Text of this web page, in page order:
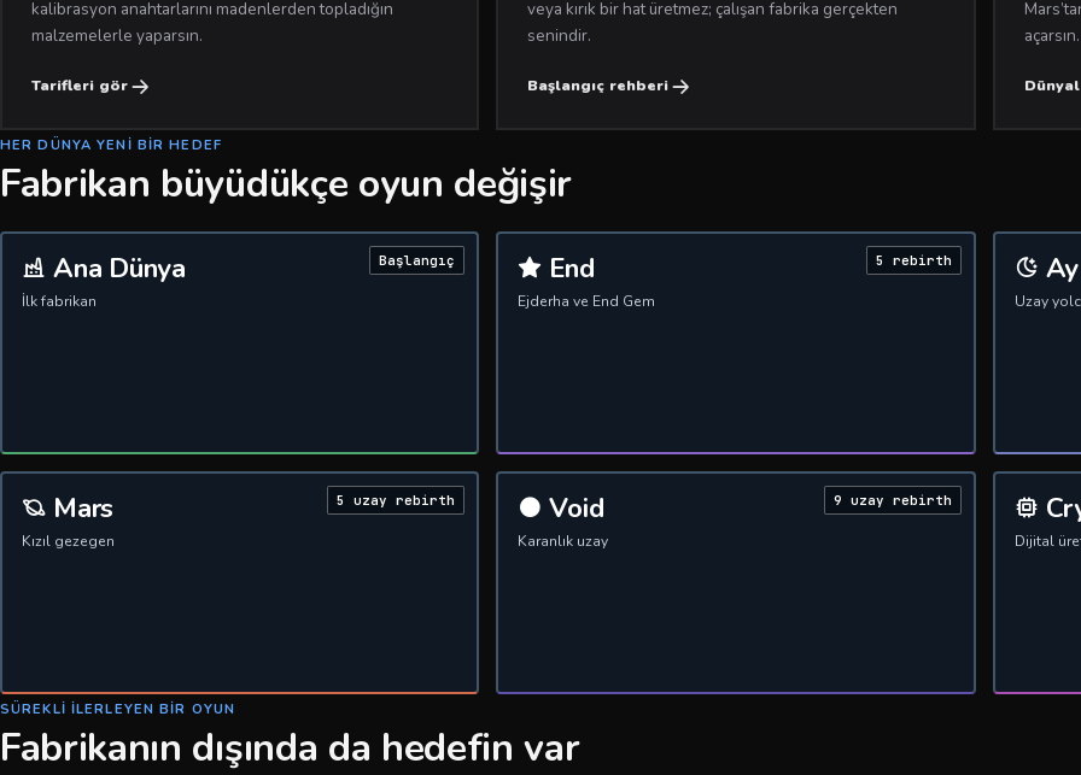
kalibrasyon anahtarlarını madenlerden topladığın
malzemelerle yaparsın.
Tarifleri gör
veya kırık bir hat üretmez; çalışan fabrika gerçekten
senindir.
Başlangıç rehberi
açarsın.
HER DÜNYA YENI BIR HEDEF
Fabrikan büyüdükçe oyun değişir
Başlangıç
Ana Dünya
İlk fabrikan
5 rebirth
End
Ejderha ve End Gem
Ay
Uzay
5 uzay rebirth
Mars
Kızıl gezegen
9 uzay rebirth
Void
Karanlık uzay Dijital
SÜREKLI ILERLEYEN BIR OYUN
Fabrikanın dışında da hedefin var